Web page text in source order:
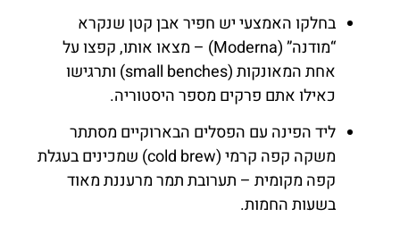
בחלקו האמצעי יש חפיר אבן קטן שנקרא
“מודנה” (Moderna) – מצאו אותו, קפצו על
אחת המאונקות (small benches) ותרגישו
כאילו אתם פרקים מספר היסטוריה.
ליד הפינה עם הפסלים הבארוקיים מסתתר
משקה קפה קרמי (cold brew) שמכינים בעגלת
קפה מקומית – תערובת תמר מרעננת מאוד
בשעות החמות.